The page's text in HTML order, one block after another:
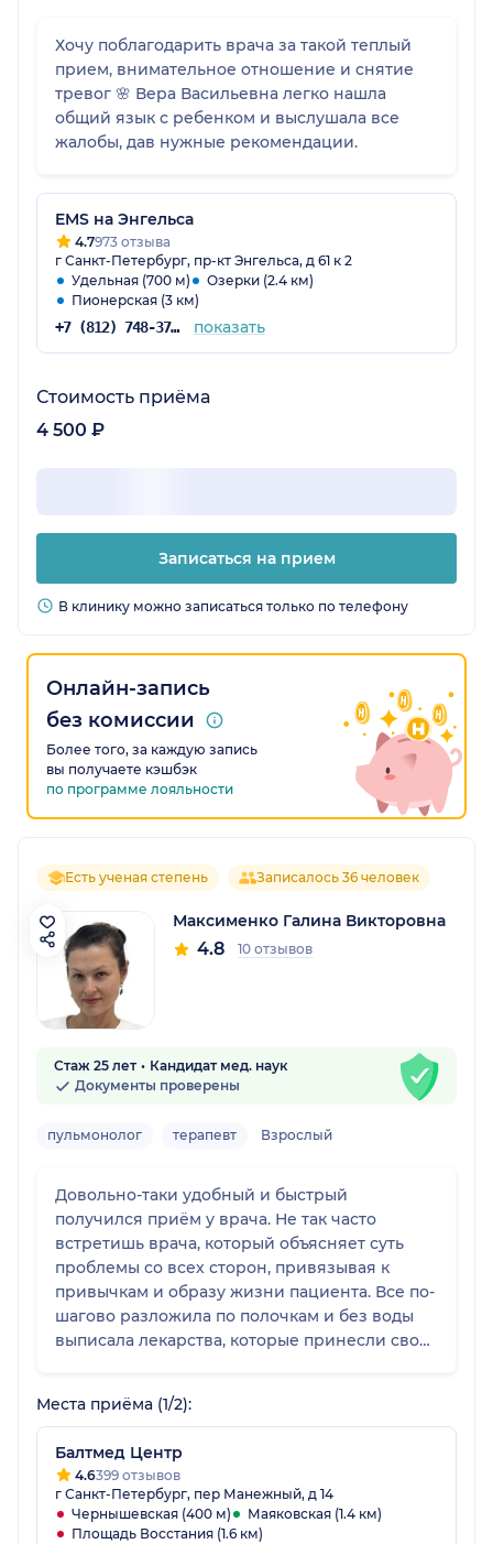
Хочу поблагодарить врача за такой теплый
прием, внимательное отношение и снятие
тревог 🌸 Вера Васильевна легко нашла
общий язык с ребенком и выслушала все
жалобы, дав нужные рекомендации.
EMS на Энгельса
4.7973 отзыва
г Санкт-Петербург, пр-кт Энгельса, д 61 к 2
Удельная (700 м)
Озерки (2.4 км)
Пионерская (3 км)
+7 (812) 748-37-16 показать
Стоимость приёма
4 500 ₽
Записаться на прием
В клинику можно записаться только по телефону
Онлайн-запись
без комиссии
Более того, за каждую запись
вы получаете кэшбэк
по программе лояльности
Есть ученая степень Записалось 36 человек
Максименко Галина Викторовна
4.8 10 отзывов
Стаж 25 лет
Кандидат мед. наук
Документы проверены
пульмонолог терапевт Взрослый
Довольно-таки удобный и быстрый
получился приём у врача. Не так часто
встретишь врача, который объясняет суть
проблемы со всех сторон, привязывая к
привычкам и образу жизни пациента. Все по-
шагово разложила по полочкам и без воды
выписала лекарства, которые принесли свои
проделанной работы.
Места приёма (1/2):
Балтмед Центр
4.6399 отзывов
г Санкт-Петербург, пер Манежный, д 14
Чернышевская (400 м)
Маяковская (1.4 км)
Площадь Восстания (1.6 км)